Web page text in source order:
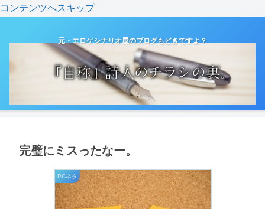
コンテンツへスキップ
元・エロゲシナリオ屋のブログもどきですよ？
完璧にミスったなー。
PCネタ